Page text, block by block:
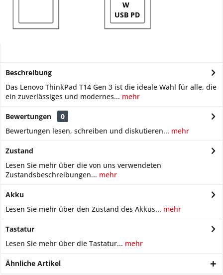
W
USB PD
Beschreibung
Das Lenovo ThinkPad T14 Gen 3 ist die ideale Wahl für alle, die
ein zuverlässiges und modernes... mehr
Bewertungen
0
Bewertungen lesen, schreiben und diskutieren... mehr
Zustand
Lesen Sie mehr über die von uns verwendeten
Zustandsbeschreibungen... mehr
Akku
Lesen Sie mehr über den Zustand des Akkus... mehr
Tastatur
Lesen Sie mehr über die Tastatur... mehr
Ähnliche Artikel